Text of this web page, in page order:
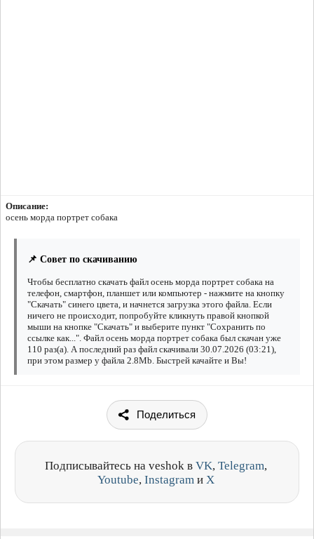
Описание:
осень морда портрет собака
📌 Совет по скачиванию
Чтобы бесплатно скачать файл осень морда портрет собака на
телефон, смартфон, планшет или компьютер - нажмите на кнопку
"Скачать" синего цвета, и начнется загрузка этого файла. Если
ничего не происходит, попробуйте кликнуть правой кнопкой
мыши на кнопке "Скачать" и выберите пункт "Сохранить по
ссылке как...". Файл осень морда портрет собака был скачан уже
110 раз(а). А последний раз файл скачивали 30.07.2026 (03:21),
при этом размер у файла 2.8Mb. Быстрей качайте и Вы!
Поделиться
Подписывайтесь на veshok в VK, Telegram,
Youtube, Instagram и X